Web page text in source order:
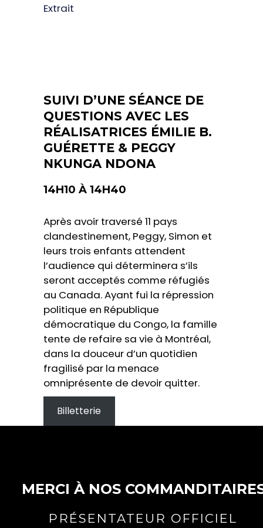
Extrait
SUIVI D’UNE SÉANCE DE
QUESTIONS AVEC LES
RÉALISATRICES ÉMILIE B.
GUÉRETTE & PEGGY
NKUNGA NDONA
14H10 À 14H40
Après avoir traversé 11 pays
clandestinement, Peggy, Simon et
leurs trois enfants attendent
l’audience qui déterminera s’ils
seront acceptés comme réfugiés
au Canada. Ayant fui la répression
politique en République
démocratique du Congo, la famille
tente de refaire sa vie à Montréal,
dans la douceur d’un quotidien
fragilisé par la menace
omniprésente de devoir quitter.
Billetterie
MERCI À NOS
PRÉSENTATEUR OFFICIEL